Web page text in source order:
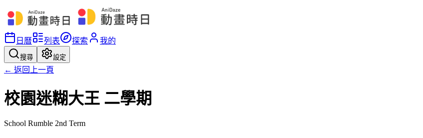
日曆 列表 探索 我的
搜尋 設定
← 返回上一頁
校園迷糊大王 二學期
School Rumble 2nd Term